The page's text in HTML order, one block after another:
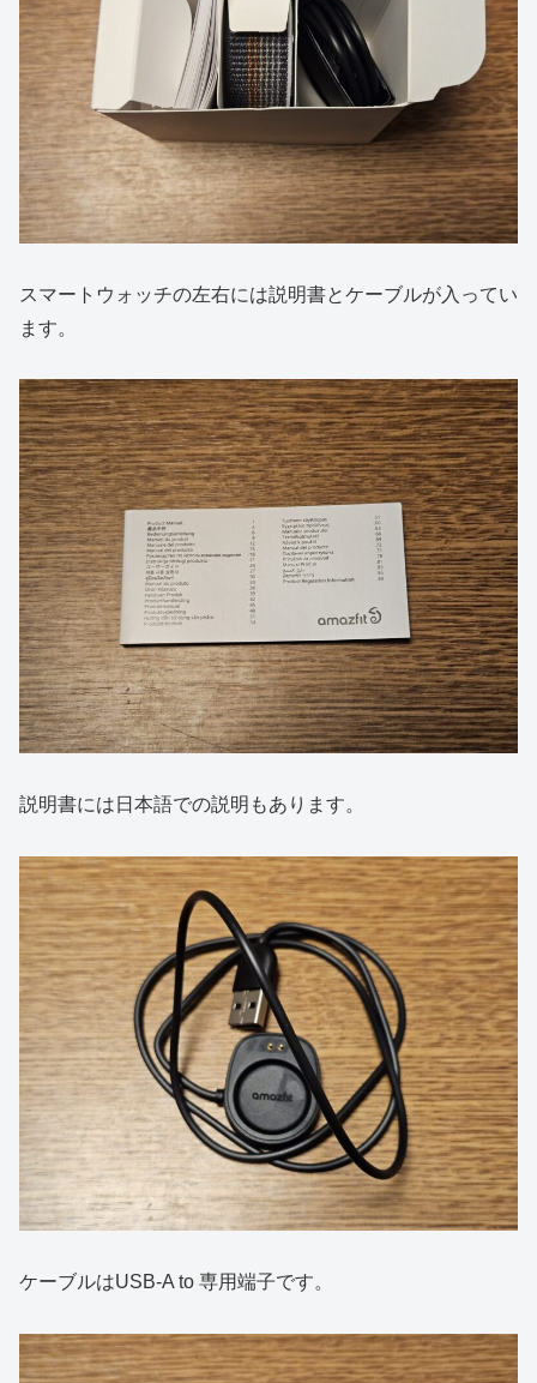
スマートウォッチの左右には説明書とケーブルが入ってい
ます。
説明書には日本語での説明もあります。
ケーブルはUSB-A to 専用端子です。